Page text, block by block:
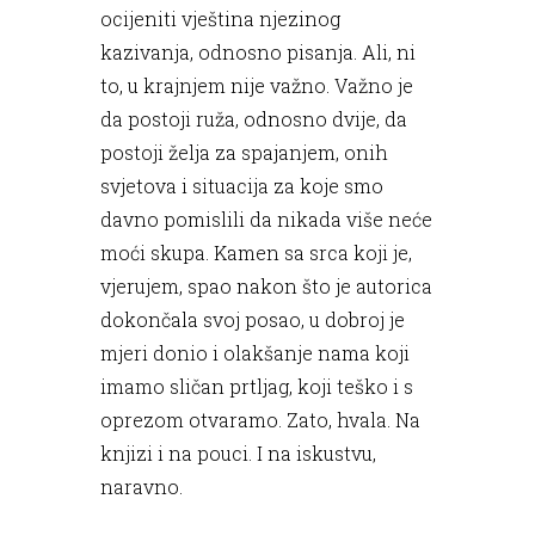
ocijeniti vještina njezinog
kazivanja, odnosno pisanja. Ali, ni
to, u krajnjem nije važno. Važno je
da postoji ruža, odnosno dvije, da
postoji želja za spajanjem, onih
svjetova i situacija za koje smo
davno pomislili da nikada više neće
moći skupa. Kamen sa srca koji je,
vjerujem, spao nakon što je autorica
dokončala svoj posao, u dobroj je
mjeri donio i olakšanje nama koji
imamo sličan prtljag, koji teško i s
oprezom otvaramo. Zato, hvala. Na
knjizi i na pouci. I na iskustvu,
naravno.